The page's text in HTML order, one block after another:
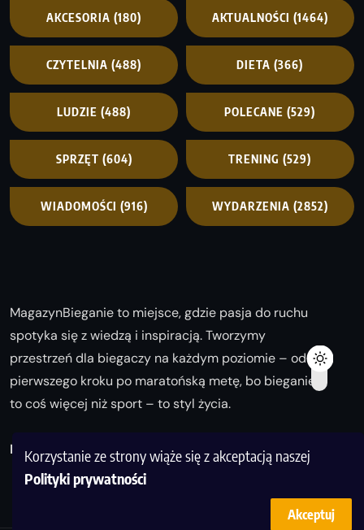
Korzystanie ze strony wiąże się z akceptacją naszej
Polityki prywatności
Akceptuj
AKCESORIA (180) AKTUALNOŚCI (1464)
CZYTELNIA (488) DIETA (366)
LUDZIE (488) POLECANE (529)
SPRZĘT (604) TRENING (529)
WIADOMOŚCI (916) WYDARZENIA (2852)
MagazynBieganie to miejsce, gdzie pasja do ruchu
spotyka się z wiedzą i inspiracją. Tworzymy
przestrzeń dla biegaczy na każdym poziomie – od
pierwszego kroku po maratońską metę, bo bieganie
to coś więcej niż sport – to styl życia.
Biegaj z nami i odkrywaj swoją najlepszą wersję!